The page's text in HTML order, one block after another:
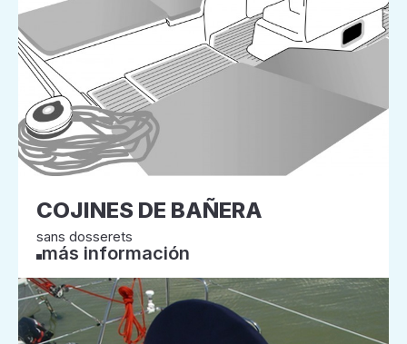
COJINES DE BAÑERA
sans dosserets
más información